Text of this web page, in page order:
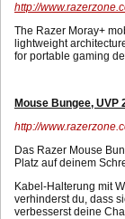
http://
The Razer Moray+
lightweight
for portable gaming
Mouse Bungee, UVP
http://
Das Razer Mouse
Platz auf deinem
Kabel-Halterung mit
verhinderst du, dass
verbesserst deine